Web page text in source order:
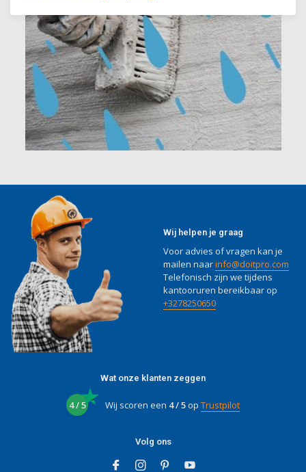
Wij helpen je graag
Voor advies of vragen kan je
mailen naarinfo@doitpro.com
Telefonisch zijn we tijdens
kantooruren bereikbaar op
+3278250650
Wat onze klanten zeggen
4 / 5 Wij scoren een 4 / 5op Trustpilot
Volg ons